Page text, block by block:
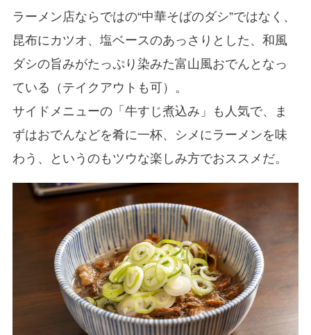
ラーメン店ならではの“中華そばのダシ”ではなく、
昆布にカツオ、塩ベースのあっさりとした、和風
ダシの旨みがたっぷり染みた富山風おでんとなっ
ている（テイクアウトも可）。
サイドメニューの「牛すじ煮込み」も人気で、ま
ずはおでんなどを肴に一杯、シメにラーメンを味
わう、というのもツウな楽しみ方でおススメだ。